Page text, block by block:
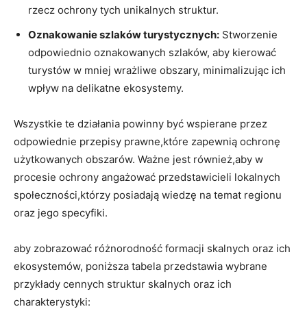
rzecz ochrony tych unikalnych struktur.
Oznakowanie szlaków turystycznych: Stworzenie
odpowiednio oznakowanych szlaków, aby kierować
turystów w mniej wrażliwe obszary, minimalizując ich
wpływ na delikatne ekosystemy.
Wszystkie te działania powinny być wspierane przez
odpowiednie przepisy prawne,które zapewnią ochronę
użytkowanych obszarów. Ważne jest również,aby w
procesie ochrony angażować przedstawicieli lokalnych
społeczności,którzy posiadają wiedzę na temat regionu
oraz jego specyfiki.
aby zobrazować różnorodność formacji skalnych oraz ich
ekosystemów, poniższa tabela przedstawia wybrane
przykłady cennych struktur skalnych oraz ich
charakterystyki: